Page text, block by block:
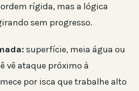
rígida, mas a lógica
sem progresso.
superfície, meia água ou
vê ataque próximo à
por isca que trabalhe alto